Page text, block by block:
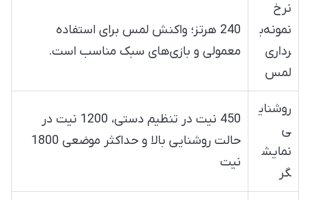
نرخ
نمونه‌ب
رداری
لمس
240 هرتز؛ واکنش لمس برای استفاده
معمولی و بازی‌های سبک مناسب است.
روشنای
ی
نمایش
گر
450 نیت در تنظیم دستی، 1200 نیت در
حالت روشنایی بالا و حداکثر موضعی 1800
نیت